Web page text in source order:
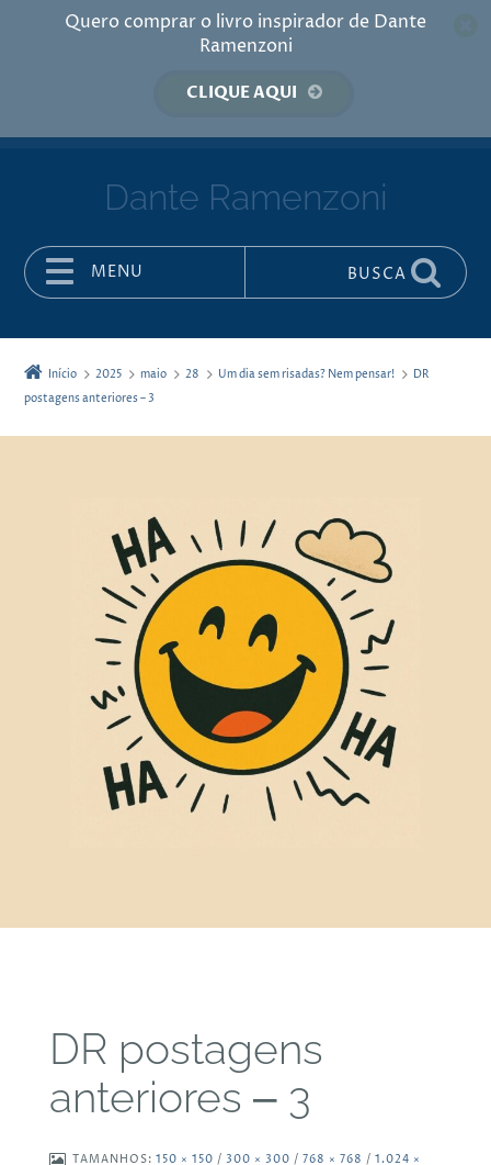
Quero comprar o livro inspirador de Dante
Ramenzoni
CLIQUE AQUI
Dante Ramenzoni
MENU BUSCA
Início 2025 maio 28 Um dia sem risadas? Nem pensar!
DR
postagens anteriores – 3
DR postagens
anteriores – 3
TAMANHOS: 150 × 150 / 300 × 300 / 768 × 768 / 1.024 ×